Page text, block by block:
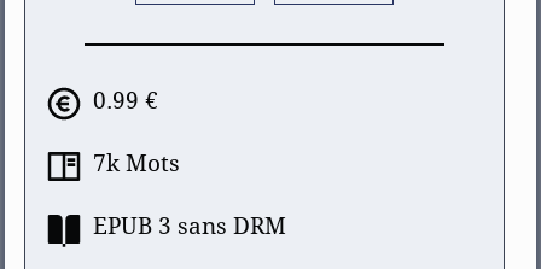
0.99 €
7k Mots
EPUB 3 sans DRM